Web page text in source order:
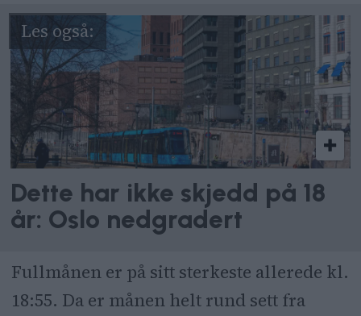
Dette har ikke skjedd på 18
år: Oslo nedgradert
Fullmånen er på sitt sterkeste allerede kl.
18:55. Da er månen helt rund sett fra